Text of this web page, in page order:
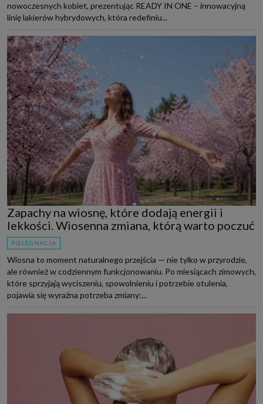
nowoczesnych kobiet, prezentując READY IN ONE – innowacyjną
linię lakierów hybrydowych, która redefiniu...
Zapachy na wiosnę, które dodają energii i
lekkości. Wiosenna zmiana, którą warto poczuć
PIELĘGNACJA
Wiosna to moment naturalnego przejścia — nie tylko w przyrodzie,
ale również w codziennym funkcjonowaniu. Po miesiącach zimowych,
które sprzyjają wyciszeniu, spowolnieniu i potrzebie otulenia,
pojawia się wyraźna potrzeba zmiany:...